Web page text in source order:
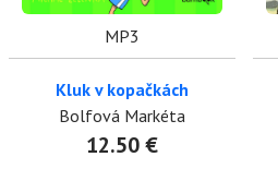
MP3
Kluk v kopačkách
Bolfová Markéta
12.50 €